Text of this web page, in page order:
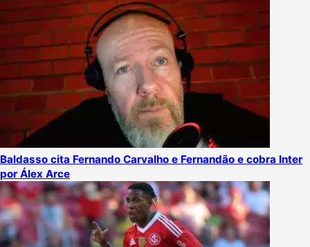
Baldasso cita Fernando Carvalho e Fernandão e cobra Inter
por Álex Arce